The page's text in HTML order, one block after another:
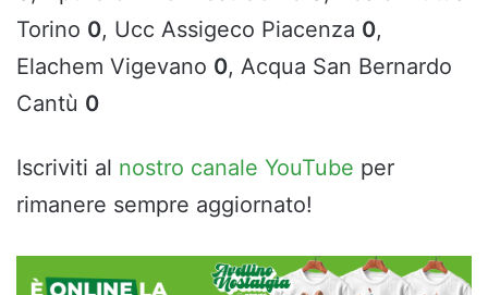
Torino 0, Ucc Assigeco Piacenza 0,
Elachem Vigevano 0, Acqua San Bernardo
Cantù 0
Iscriviti al nostro canale YouTube per
rimanere sempre aggiornato!